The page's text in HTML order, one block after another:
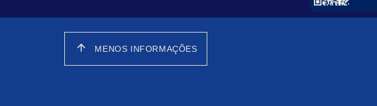
arrow_upward MENOS INFORMAÇÕES